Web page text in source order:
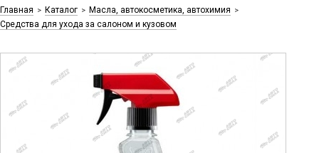
Главная > Каталог > Масла, автокосметика, автохимия >
Средства для ухода за салоном и кузовом